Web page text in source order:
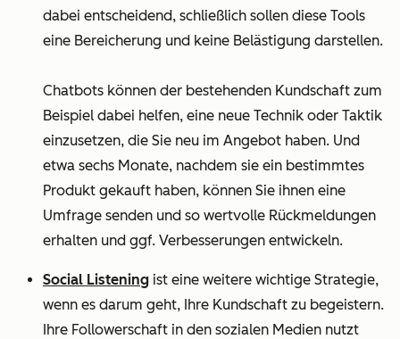
dabei entscheidend, schließlich sollen diese Tools
eine Bereicherung und keine Belästigung darstellen.
Chatbots können der bestehenden Kundschaft zum
Beispiel dabei helfen, eine neue Technik oder Taktik
einzusetzen, die Sie neu im Angebot haben. Und
etwa sechs Monate, nachdem sie ein bestimmtes
Produkt gekauft haben, können Sie ihnen eine
Umfrage senden und so wertvolle Rückmeldungen
erhalten und ggf. Verbesserungen entwickeln.
Social Listening ist eine weitere wichtige Strategie,
wenn es darum geht, Ihre Kundschaft zu begeistern.
Ihre Followerschaft in den sozialen Medien nutzt